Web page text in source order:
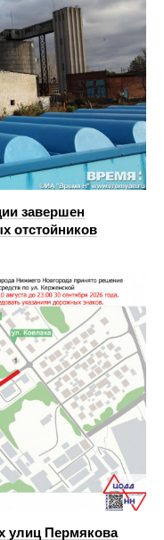
завершен
отстойников
улиц Пермякова